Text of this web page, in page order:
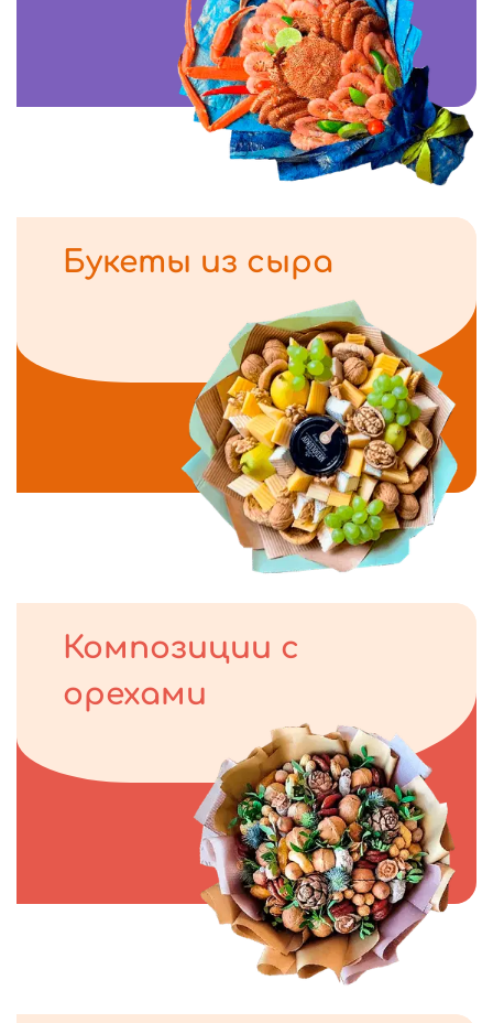
Букеты из сыра
Композиции с
орехами